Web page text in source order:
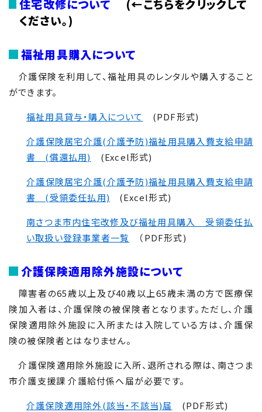
住宅改修について
(←こちらをクリックして
ください。)
福祉用具購入について
介護保険を利用して、福祉用具のレンタルや購入すること
ができます。
福祉用具貸与・購入について
(PDF形式)
介護保険居宅介護(介護予防)福祉用具購入費支給申請
書 (償還払用)
(Excel形式)
介護保険居宅介護(介護予防)福祉用具購入費支給申請
書 (受領委任払用) (Excel形式)
南さつま市内住宅改修及び福祉用具購入 受領委任払
い取扱い登録事業者一覧
（PDF形式)
介護保険適用除外施設について
障害者の65歳以上及び40歳以上65歳未満の方で医療保
険加入者は、介護保険の被保険者となります。ただし、介護
保険適用除外施設に入所または入院している方は、介護保
険の被保険者とはなりません。
介護保険適用除外施設に入所、退所される際は、南さつま
市介護支援課 介護給付係へ届が必要です。
介護保険適用除外(該当・不該当)届
(PDF形式)